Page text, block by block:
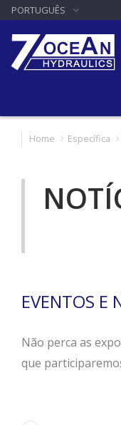
PORTUGUÊS
Home Específica
EVENTOS E
Não perca as
que